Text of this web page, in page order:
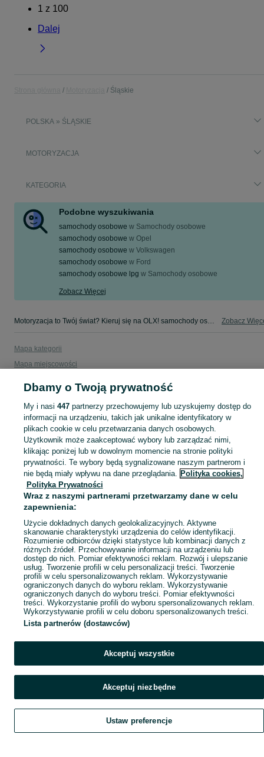
1 z 100
Dalej
Śląskie
POLSKA » ŚLĄSKIE
MOTORYZACJA
KATEGORIA
Podobne wyszukiwania
samochody osobowe w Samochody osobowe
samochody osobowe w Opel
samochody osobowe w Volkswagen
samochody osobowe w Ford
samochody osobowe lpg w Samochody osobowe
Zobacz Więcej
Motoryzacja to Twój świat? Kieruj się na OLX! samochody osobowe - Śląskie - tylko w kategorii Motoryzacja na OLX! Zobacz
Mapa kategorii
Mapa miejscowości
Popularne wyszukiwania
Szukaj Obserwujesz Dodaj Czat Konto
Dbamy o Twoją prywatność
My i nasi 447partnerzy przechowujemy lub uzyskujemy dostęp do
informacji na urządzeniu, takich jak unikalne identyfikatory w
plikach cookie w celu przetwarzania danych osobowych.
Użytkownik może zaakceptować wybory lub zarządzać nimi,
klikając poniżej lub w dowolnym momencie na stronie polityki
prywatności. Te wybory będą sygnalizowane naszym partnerom i
nie będą miały wpływu na dane przeglądania. Polityka cookies,
Polityka Prywatności
Wraz z naszymi partnerami przetwarzamy dane w celu
zapewnienia:
Użycie dokładnych danych geolokalizacyjnych. Aktywne
skanowanie charakterystyki urządzenia do celów identyfikacji.
Rozumienie odbiorców dzięki statystyce lub kombinacji danych z
różnych źródeł. Przechowywanie informacji na urządzeniu lub
dostęp do nich. Pomiar efektywności reklam. Rozwój i ulepszanie
usług. Tworzenie profili w celu personalizacji treści. Tworzenie
profili w celu spersonalizowanych reklam. Wykorzystywanie
ograniczonych danych do wyboru reklam. Wykorzystywanie
ograniczonych danych do wyboru treści. Pomiar efektywności
treści. Wykorzystanie profili do wyboru spersonalizowanych reklam.
Wykorzystywanie profili w celu doboru spersonalizowanych treści.
Lista partnerów (dostawców)
Akceptuj wszystkie
Akceptuj niezbędne
Ustaw preferencje